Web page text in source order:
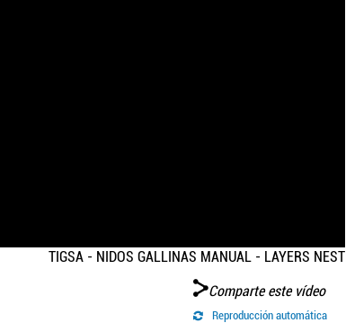
TIGSA - NIDOS GALLINAS MANUAL - LAYERS NEST
Comparte este vídeo
Reproducción automática